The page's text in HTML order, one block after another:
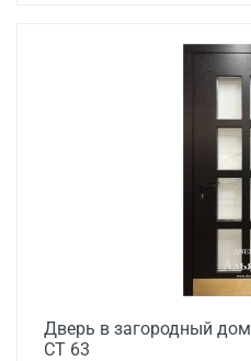
Дверь в загородный
СТ 63